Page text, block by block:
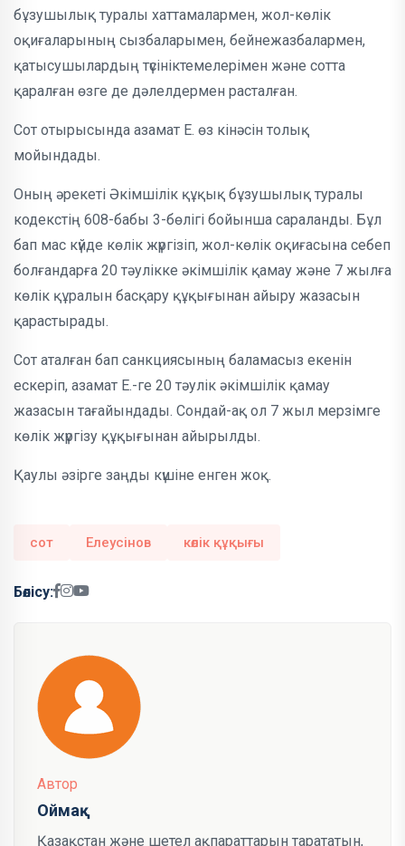
бұзушылық туралы хаттамалармен, жол-көлік
оқиғаларының сызбаларымен, бейнежазбалармен,
қатысушылардың түсініктемелерімен және сотта
қаралған өзге де дәлелдермен расталған.
Сот отырысында азамат Е. өз кінәсін толық
мойындады.
Оның әрекеті Әкімшілік құқық бұзушылық туралы
кодекстің 608-бабы 3-бөлігі бойынша сараланды. Бұл
бап мас күйде көлік жүргізіп, жол-көлік оқиғасына себеп
болғандарға 20 тәулікке әкімшілік қамау және 7 жылға
көлік құралын басқару құқығынан айыру жазасын
қарастырады.
Сот аталған бап санкциясының баламасыз екенін
ескеріп, азамат Е.-ге 20 тәулік әкімшілік қамау
жазасын тағайындады. Сондай-ақ ол 7 жыл мерзімге
көлік жүргізу құқығынан айырылды.
Қаулы әзірге заңды күшіне енген жоқ.
сот Елеусінов көлік құқығы
Бөлісу:
Автор
Оймақ
Қазақстан және шетел ақпараттарын тарататын,